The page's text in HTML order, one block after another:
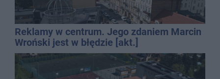
Reklamy w centrum. Jego zdaniem Marcin
Wroński jest w błędzie [akt.]